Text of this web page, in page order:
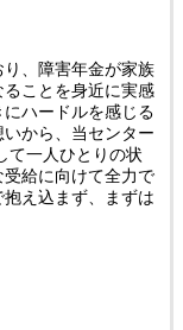
、障害年金が家族
ことを身近に実感
ハードルを感じる
から、当センター
て一人ひとりの状
給に向けて全力で
え込まず、まずは